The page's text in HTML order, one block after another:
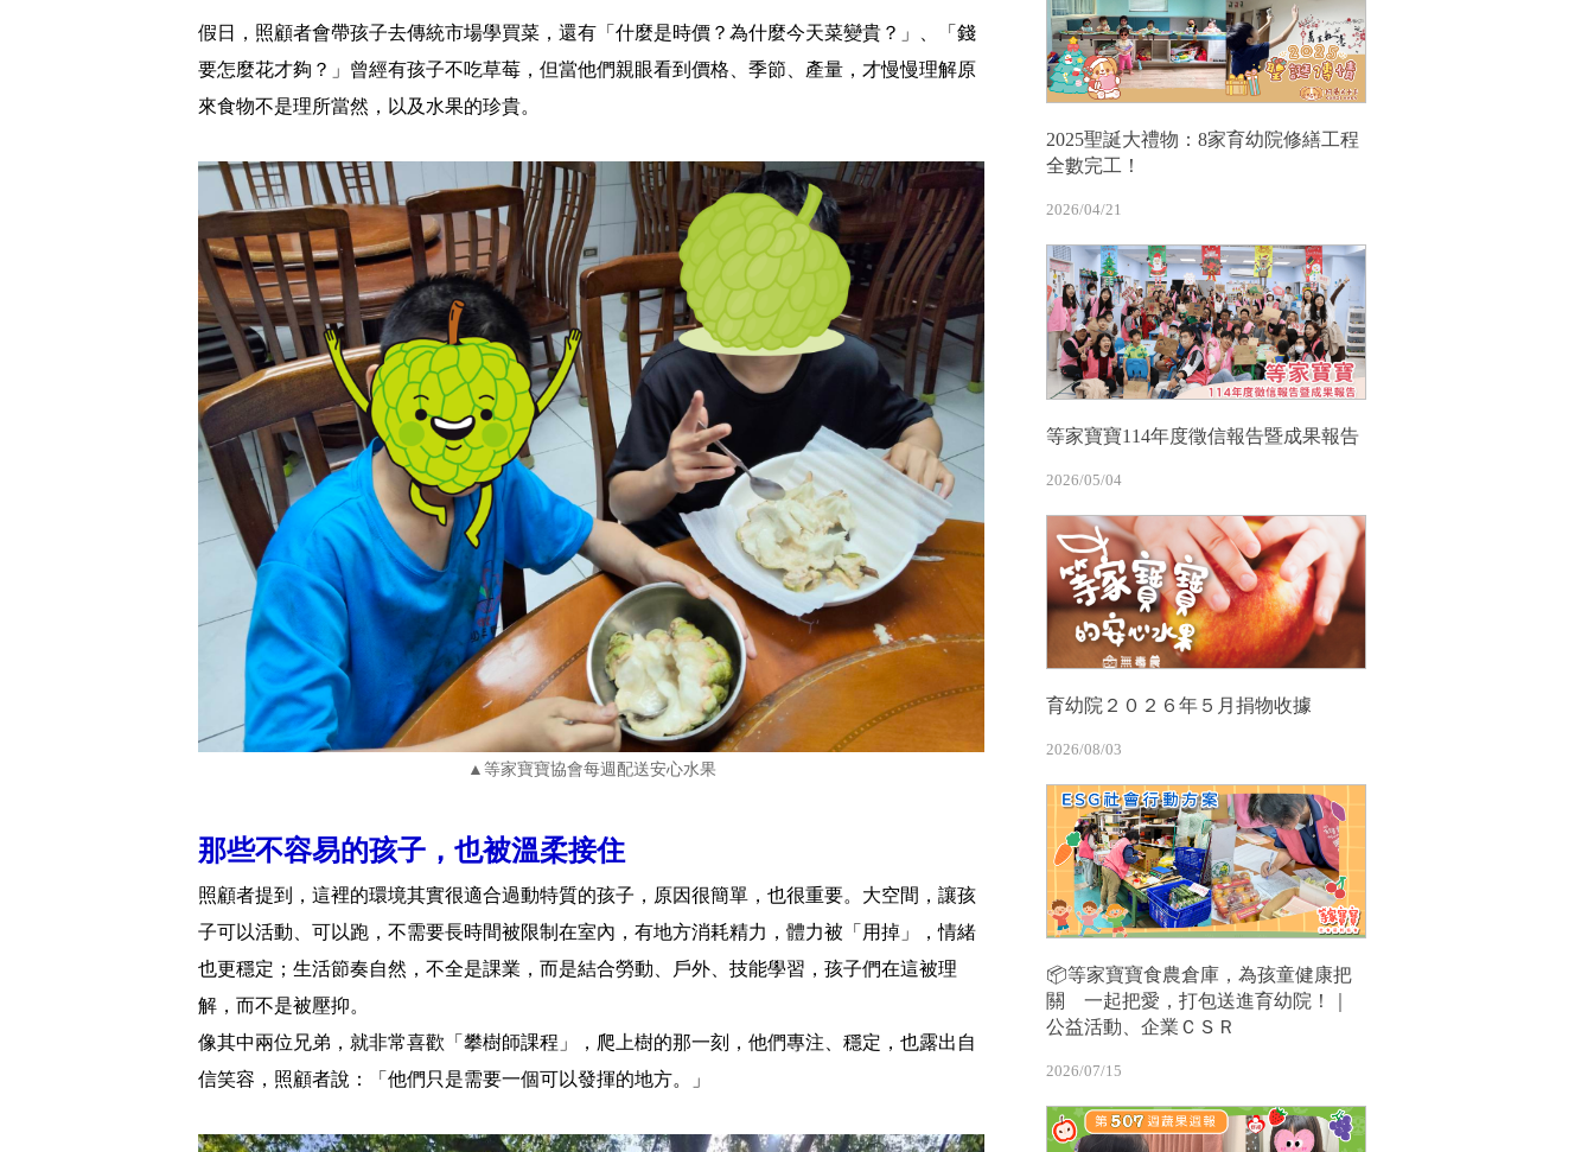
假日，照顧者會帶孩子去傳統市場學買菜，還有「什麼是時價？為什麼今天菜變貴？」、「錢
要怎麼花才夠？」曾經有孩子不吃草莓，但當他們親眼看到價格、季節、產量，才慢慢理解原
來食物不是理所當然，以及水果的珍貴。
▲等家寶寶協會每週配送安心水果
那些不容易的孩子，也被溫柔接住
照顧者提到，這裡的環境其實很適合過動特質的孩子，原因很簡單，也很重要。大空間，讓孩
子可以活動、可以跑，不需要長時間被限制在室內，有地方消耗精力，體力被「用掉」，情緒
也更穩定；生活節奏自然，不全是課業，而是結合勞動、戶外、技能學習，孩子們在這被理
解，而不是被壓抑。
像其中兩位兄弟，就非常喜歡「攀樹師課程」，爬上樹的那一刻，他們專注、穩定，也露出自
信笑容，照顧者說：「他們只是需要一個可以發揮的地方。」
2025聖誕大禮物：8家育幼院修繕工程
全數完工！
2026/04/21
等家寶寶114年度徵信報告暨成果報告
2026/05/04
育幼院２０２６年５月捐物收據
2026/08/03
📦等家寶寶食農倉庫，為孩童健康把
關 一起把愛，打包送進育幼院！｜
公益活動、企業ＣＳＲ
2026/07/15